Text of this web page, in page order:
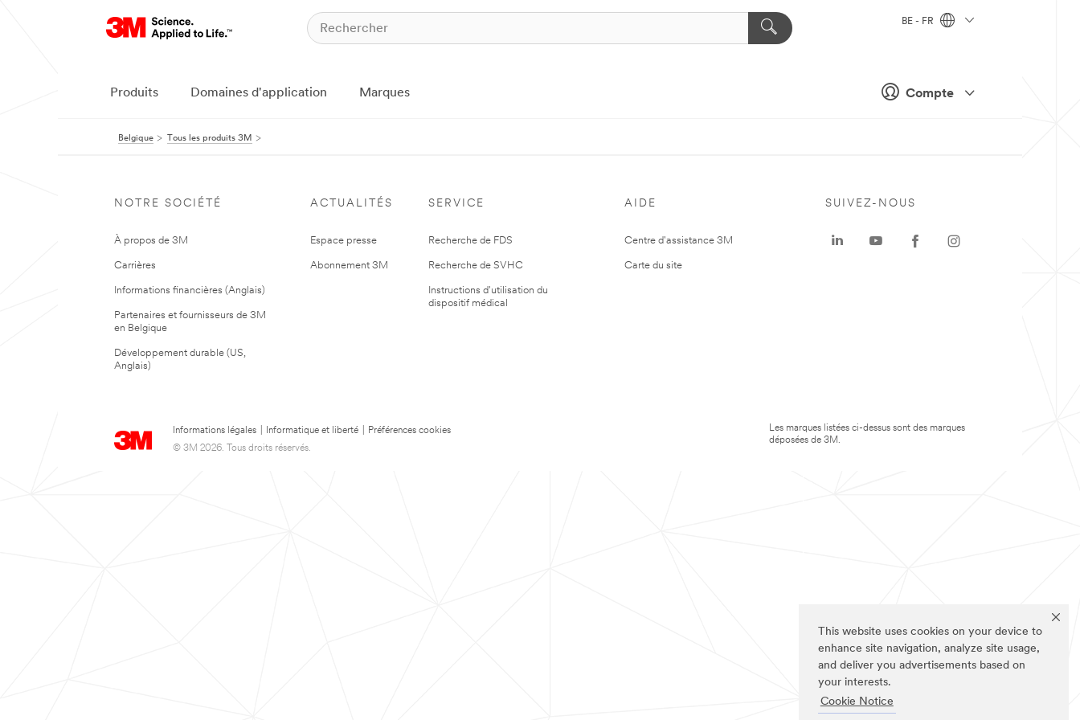
This website uses cookies on your device to
enhance site navigation, analyze site usage,
and deliver you advertisements based on
your interests.
Cookie Notice
Compte
BE - FR
Produits Domaines d'application Marques
Belgique Tous les produits 3M
NOTRE SOCIÉTÉ
À propos de 3M
Carrières
Informations financières (Anglais)
Partenaires et fournisseurs de 3M
en Belgique
Développement durable (US,
Anglais)
ACTUALITÉS
Espace presse
Abonnement 3M
SERVICE
Recherche de FDS
Recherche de SVHC
Instructions d'utilisation du
dispositif médical
AIDE
Centre d'assistance 3M
Carte du site
Informations légales Informatique et liberté
Préférences cookies
© 3M 2026. Tous droits réservés.
SUIVEZ-NOUS
Les marques listées ci-dessus sont des marques
déposées de 3M.